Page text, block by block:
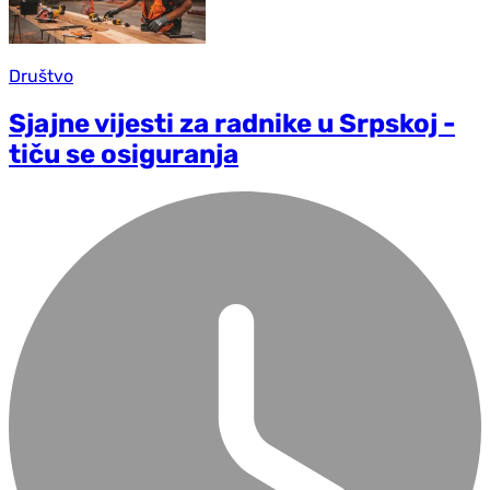
Društvo
Sjajne vijesti za radnike u Srpskoj -
tiču se osiguranja